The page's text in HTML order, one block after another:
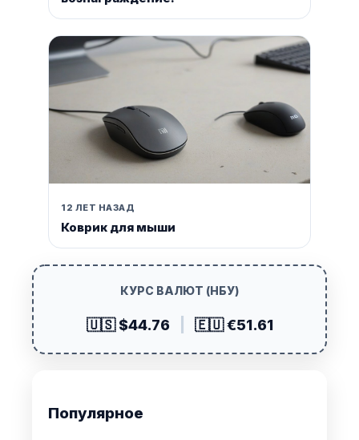
12 ЛЕТ НАЗАД
Коврик для мыши
КУРС ВАЛЮТ (НБУ)
🇺🇸 $44.76 🇪🇺 €51.61
Популярное